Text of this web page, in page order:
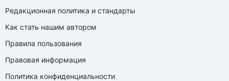
Редакционная политика и стандарты
Как стать нашим автором
Правила пользования
Правовая информация
Политика конфиденциальности